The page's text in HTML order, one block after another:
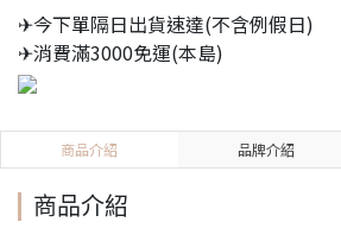
✈今下單隔日出貨速達(不含例假日)
✈消費滿3000免運(本島)
商品介紹 品牌介紹
商品介紹